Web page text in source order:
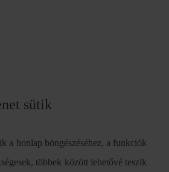
sütik
a honlap böngészéséhez, a funkciók
többek között lehetővé teszik